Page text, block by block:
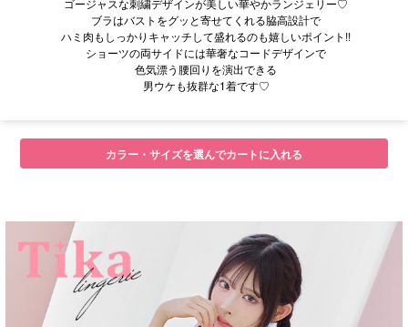
ゴージャスな刺繍デザインが美しい華やかランジェリー♡
ブラはバストをグッと寄せてくれる脇高設計で
ハミ肉もしっかりキャッチして盛れるのも嬉しいポイント!!
ショーツの両サイドには華奢なコードデザインで
色気漂う腰回りを演出できる
男ウケも抜群な1着です♡
カラー・サイズを選んでカートに入れる